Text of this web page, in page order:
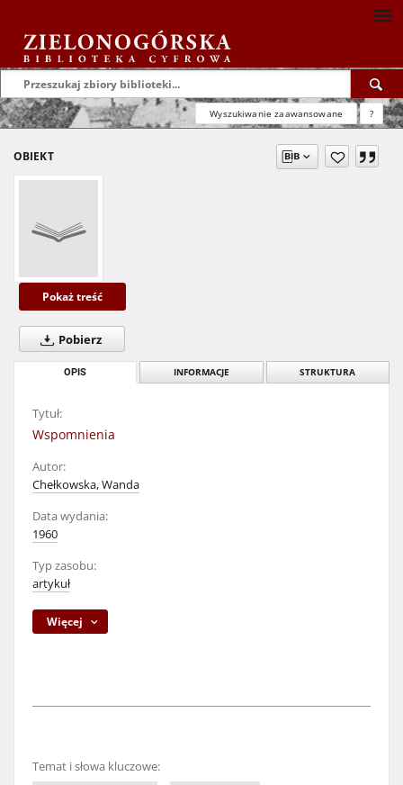
Wyszukiwanie zaawansowane ?
OBIEKT
Pokaż treść
Pobierz
OPIS INFORMACJE STRUKTURA
Tytuł:
Wspomnienia
Autor:
Chełkowska, Wanda
Data wydania:
1960
Typ zasobu:
artykuł
Więcej
Temat i słowa kluczowe: